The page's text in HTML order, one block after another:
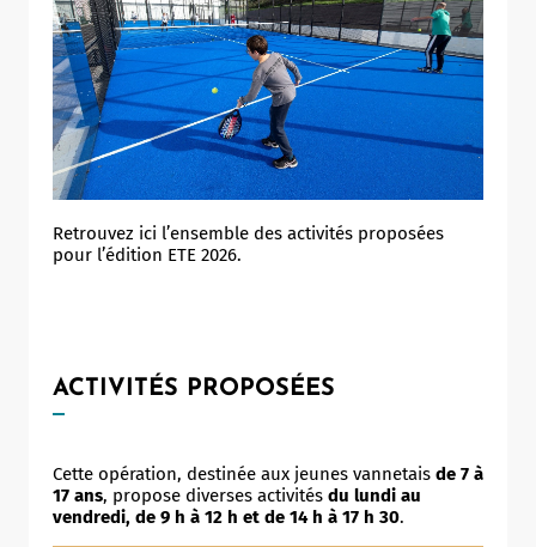
Retrouvez ici l’ensemble des activités proposées
pour l’édition ETE 2026.
ACTIVITÉS PROPOSÉES
Cette opération, destinée aux jeunes vannetais de 7 à
17 ans, propose diverses activités du lundi au
vendredi, de 9 h à 12 h et de 14 h à 17 h 30.